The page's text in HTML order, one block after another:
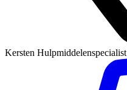
Kersten Hulpmiddelenspecialist